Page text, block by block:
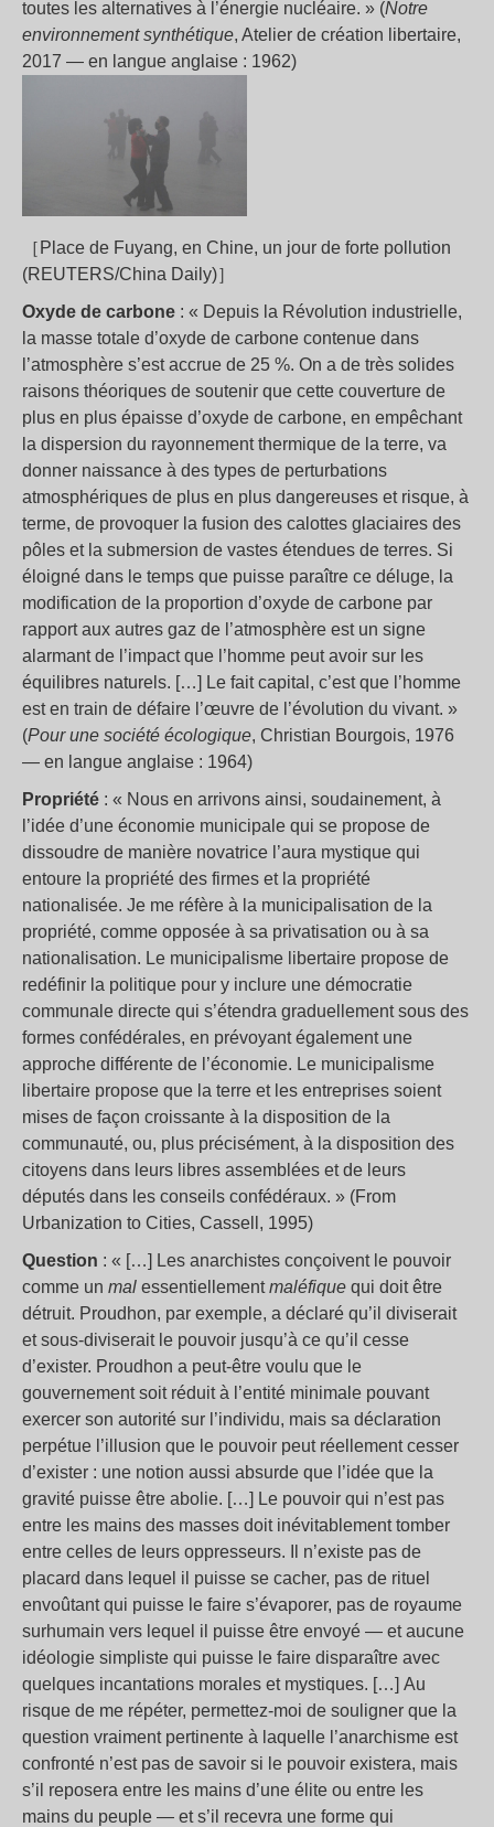
toutes les alternatives à l’énergie nucléaire. » (Notre
environnement synthétique, Atelier de création libertaire,
2017 — en langue anglaise : 1962)
［Place de Fuyang, en Chine, un jour de forte pollution
(REUTERS/China Daily)］
Oxyde de carbone : « Depuis la Révolution industrielle,
la masse totale d’oxyde de carbone contenue dans
l’atmosphère s’est accrue de 25 %. On a de très solides
raisons théoriques de soutenir que cette couverture de
plus en plus épaisse d’oxyde de carbone, en empêchant
la dispersion du rayonnement thermique de la terre, va
donner naissance à des types de perturbations
atmosphériques de plus en plus dangereuses et risque, à
terme, de provoquer la fusion des calottes glaciaires des
pôles et la submersion de vastes étendues de terres. Si
éloigné dans le temps que puisse paraître ce déluge, la
modification de la proportion d’oxyde de carbone par
rapport aux autres gaz de l’atmosphère est un signe
alarmant de l’impact que l’homme peut avoir sur les
équilibres naturels. […] Le fait capital, c’est que l’homme
est en train de défaire l’œuvre de l’évolution du vivant. »
(Pour une société écologique, Christian Bourgois, 1976
— en langue anglaise : 1964)
Propriété : « Nous en arrivons ainsi, soudainement, à
l’idée d’une économie municipale qui se propose de
dissoudre de manière novatrice l’aura mystique qui
entoure la propriété des firmes et la propriété
nationalisée. Je me réfère à la municipalisation de la
propriété, comme opposée à sa privatisation ou à sa
nationalisation. Le municipalisme libertaire propose de
redéfinir la politique pour y inclure une démocratie
communale directe qui s’étendra graduellement sous des
formes confédérales, en prévoyant également une
approche différente de l’économie. Le municipalisme
libertaire propose que la terre et les entreprises soient
mises de façon croissante à la disposition de la
communauté, ou, plus précisément, à la disposition des
citoyens dans leurs libres assemblées et de leurs
députés dans les conseils confédéraux. » (From
Urbanization to Cities, Cassell, 1995)
Question : « […] Les anarchistes conçoivent le pouvoir
comme un mal essentiellementmaléfique qui doit être
détruit. Proudhon, par exemple, a déclaré qu’il diviserait
et sous-diviserait le pouvoir jusqu’à ce qu’il cesse
d’exister. Proudhon a peut-être voulu que le
gouvernement soit réduit à l’entité minimale pouvant
exercer son autorité sur l’individu, mais sa déclaration
perpétue l’illusion que le pouvoir peut réellement cesser
d’exister : une notion aussi absurde que l’idée que la
gravité puisse être abolie. […] Le pouvoir qui n’est pas
entre les mains des masses doit inévitablement tomber
entre celles de leurs oppresseurs. Il n’existe pas de
placard dans lequel il puisse se cacher, pas de rituel
envoûtant qui puisse le faire s’évaporer, pas de royaume
surhumain vers lequel il puisse être envoyé — et aucune
idéologie simpliste qui puisse le faire disparaître avec
quelques incantations morales et mystiques. […] Au
risque de me répéter, permettez-moi de souligner que la
question vraiment pertinente à laquelle l’anarchisme est
confronté n’est pas de savoir si le pouvoir existera, mais
s’il reposera entre les mains d’une élite ou entre les
mains du peuple — et s’il recevra une forme qui